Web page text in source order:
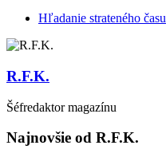
Hľadanie strateného času
R.F.K.
Šéfredaktor magazínu
Najnovšie od R.F.K.